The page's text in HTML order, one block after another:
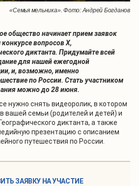
«Семья мельника». Фото: Андрей Богданов
общество начинает прием заявок
вопросов X,
диктанта. Придумайте всей
для нашей ежегодной
и, возможно, именно
по России. Стать участником
можно до 28 июня.
нужно снять видеоролик, в котором
вашей семьи (родителей и детей) и
диктанта, а также
презентацию с описанием
путешествия по России.
ЗАЯВКУ НА УЧАСТИЕ